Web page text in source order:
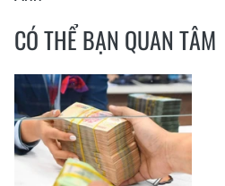
CÓ THỂ BẠN QUAN TÂM